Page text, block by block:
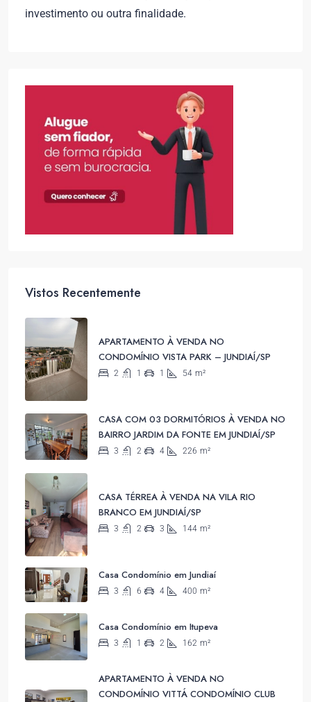
investimento ou outra finalidade.
Vistos Recentemente
APARTAMENTO À VENDA NO
CONDOMÍNIO VISTA PARK – JUNDIAÍ/SP
2 1 1 54 m²
CASA COM 03 DORMITÓRIOS À VENDA NO
BAIRRO JARDIM DA FONTE EM JUNDIAÍ/SP
3 2 4 226 m²
CASA TÉRREA À VENDA NA VILA RIO
BRANCO EM JUNDIAÍ/SP
3 2 3 144 m²
Casa Condomínio em Jundiaí
3 6 4 400 m²
Casa Condomínio em Itupeva
3 1 2 162 m²
APARTAMENTO À VENDA NO
CONDOMÍNIO VITTÁ CONDOMÍNIO CLUB